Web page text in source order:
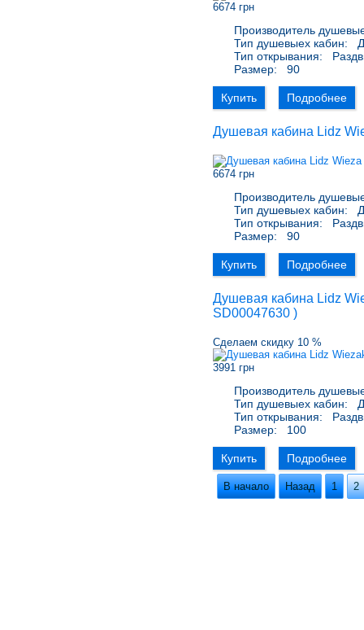
6674 грн
Производитель
Тип душевыех кабин:
Тип открывания:
Размер:
90
Купить Подробнее
Душевая кабина Lidz
6674 грн
Производитель
Тип душевыех кабин:
Тип открывания:
Размер:
90
Купить Подробнее
Душевая кабина Lidz
SD00047630 )
Сделаем скидку 10 %
3991 грн
Производитель
Тип душевыех кабин:
Тип открывания:
Размер:
100
Купить Подробнее
В начало Назад 1 2